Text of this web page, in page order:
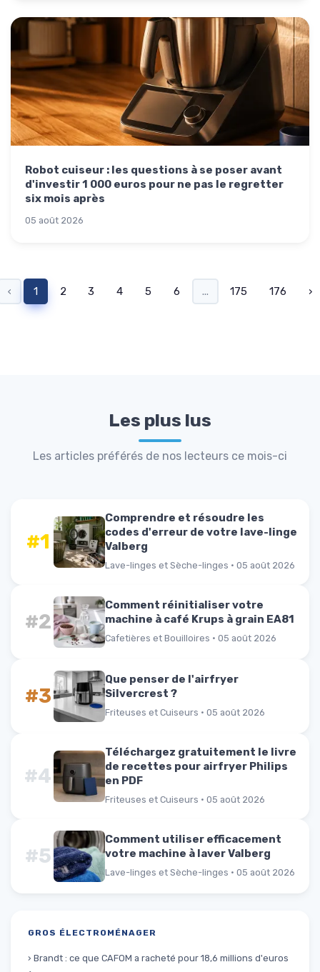
Robot cuiseur : les questions à se poser avant
d'investir 1 000 euros pour ne pas le regretter
six mois après
05 août 2026
‹ 1 2 3 4 5 6 ... 175 176 ›
Les plus lus
Les articles préférés de nos lecteurs ce mois-ci
#1
Comprendre et résoudre les
codes d'erreur de votre lave-linge
Valberg
Lave-linges et Sèche-linges · 05 août 2026
#2
Comment réinitialiser votre
machine à café Krups à grain EA81
Cafetières et Bouilloires · 05 août 2026
#3
Que penser de l'airfryer
Silvercrest ?
Friteuses et Cuiseurs · 05 août 2026
#4
Téléchargez gratuitement le livre
de recettes pour airfryer Philips
en PDF
Friteuses et Cuiseurs · 05 août 2026
#5
Comment utiliser efficacement
votre machine à laver Valberg
Lave-linges et Sèche-linges · 05 août 2026
GROS ÉLECTROMÉNAGER
› Brandt : ce que CAFOM a racheté pour 18,6 millions d'euros